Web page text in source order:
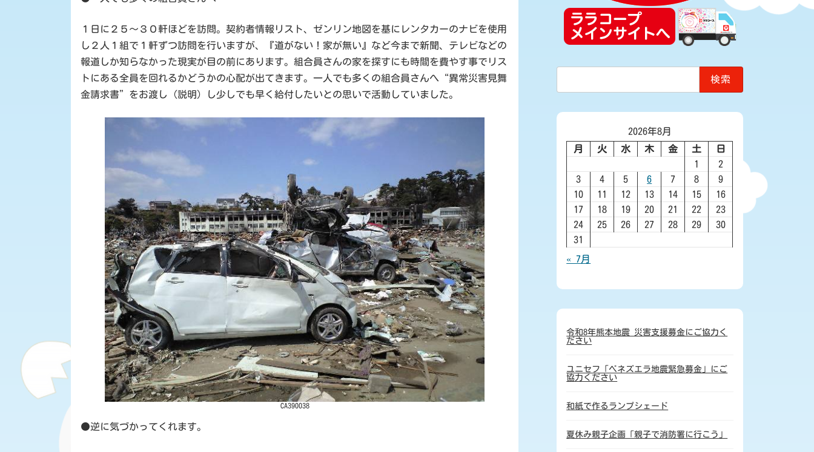
１日に２５〜３０軒ほどを訪問。契約者情報リスト、ゼンリン地図を基にレンタカーのナビを使用
し２人１組で１軒ずつ訪問を行いますが、『道がない！家が無い』など今まで新聞、テレビなどの
報道しか知らなかった現実が目の前にあります。組合員さんの家を探すにも時間を費やす事でリス
トにある全員を回れるかどうかの心配が出てきます。一人でも多くの組合員さんへ“異常災害見舞
金請求書”をお渡し（説明）し少しでも早く給付したいとの思いで活動していました。
CA390038
●逆に気づかってくれます。
検
2026年8月
月
火 水 木 金 土
日
1
2
3
4 5 6 7 8
9
10
11 12 13 14 15
16
17
18 19 20 21 22
23
24
25 26 27 28 29
30
31
« 7月
令和8年熊本地震 災害支援募金にご協力く
ださい
ユニセフ「ベネズエラ地震緊急募金」にご
協力ください
和紙で作るランプシェード
夏休み親子企画「親子で消防署に行こう」